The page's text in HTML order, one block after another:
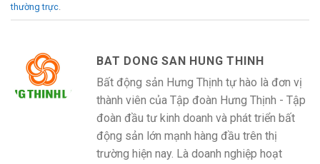
thường trực
BAT DONG SAN HUNG THINH
Bất động sản Hưng Thịnh tự hào là đơn vị
thành viên của Tập đoàn Hưng Thịnh - Tập
đoàn đầu tư kinh doanh và phát triển bất
động sản lớn mạnh hàng đầu trên thị
trường hiện nay. Là doanh nghiệp hoạt